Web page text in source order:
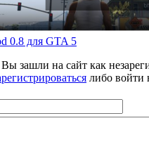
0.8 для GTA 5
зашли на сайт как
либо войти